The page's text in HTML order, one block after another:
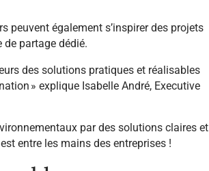
peuvent également s’inspirer des projets
de partage dédié.
des solutions pratiques et réalisables
»explique Isabelle André, Executive
par des solutions claires et
entre les mains des entreprises !